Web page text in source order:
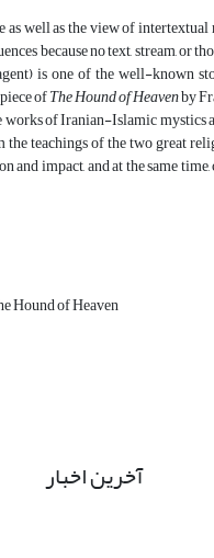
well as the view of intertextual
because no text, stream, or
is one of the well-known
ofThe Hound of Heavenby
works of Iranian-Islamic
teachings of the two great
impact, and at the same
Hound of Heaven
آخرین اخبار